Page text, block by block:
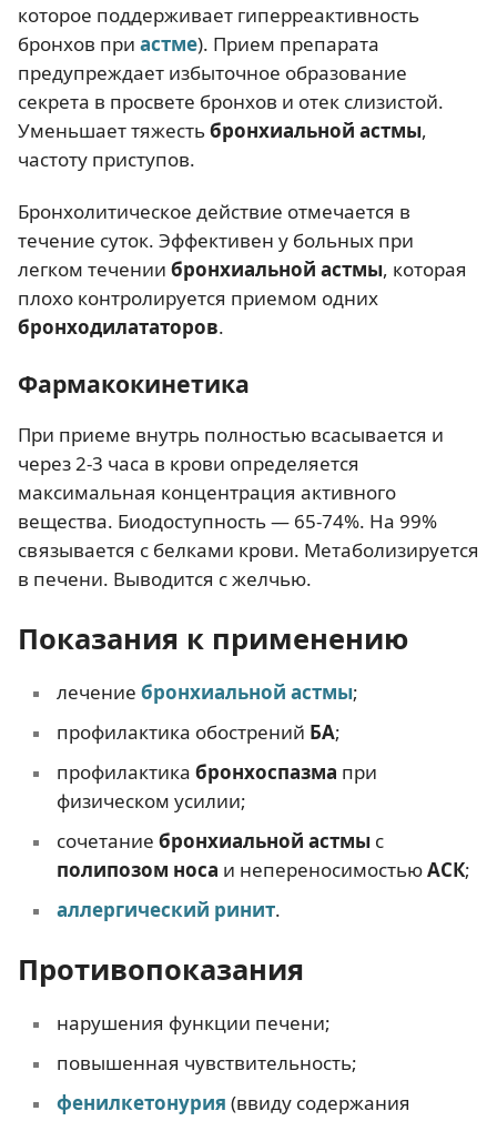
которое поддерживает гиперреактивность
бронхов при астме). Прием препарата
предупреждает избыточное образование
секрета в просвете бронхов и отек слизистой.
Уменьшает тяжестьбронхиальной астмы,
частоту приступов.
Бронхолитическое действие отмечается в
течение суток. Эффективен у больных при
легком течении бронхиальной астмы, которая
плохо контролируется приемом одних
бронходилататоров.
Фармакокинетика
При приеме внутрь полностью всасывается и
через 2-3 часа в крови определяется
максимальная концентрация активного
вещества. Биодоступность — 65-74%. На 99%
связывается с белками крови. Метаболизируется
в печени. Выводится с желчью.
Показания к применению
лечение бронхиальной астмы;
профилактика обострений БА;
профилактика бронхоспазма при
физическом усилии;
сочетание бронхиальной астмыс
полипозом носа и непереносимостьюАСК;
аллергический ринит.
Противопоказания
нарушения функции печени;
повышенная чувствительность;
фенилкетонурия (ввиду содержания